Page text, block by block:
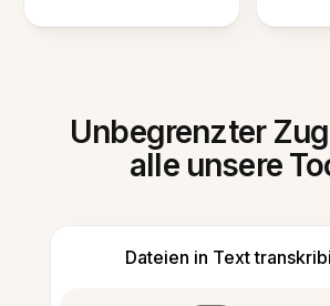
Unbegrenzter
alle unsere
Dateien in Text